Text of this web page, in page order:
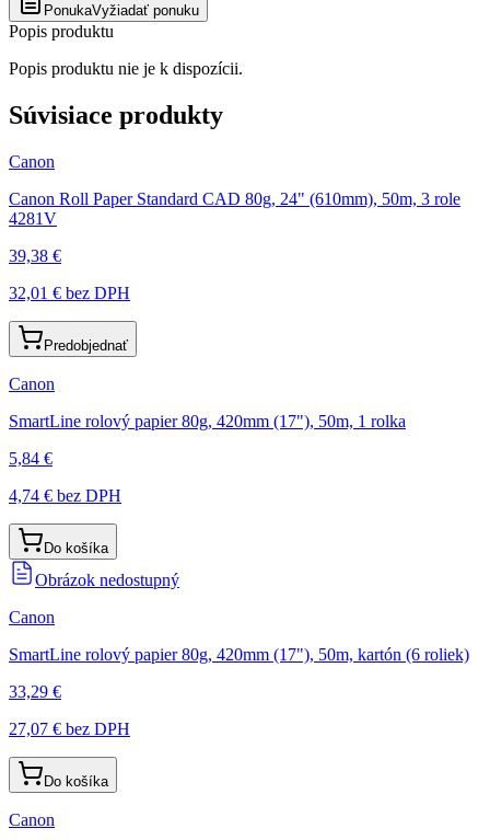
PonukaVyžiadať ponuku
Popis produktu
Popis produktu nie je k dispozícii.
Súvisiace produkty
Canon
Canon Roll Paper Standard CAD 80g, 24" (610mm), 50m, 3 role
4281V
39,38 €
32,01 € bez DPH
Predobjednať
Canon
SmartLine rolový papier 80g, 420mm (17"), 50m, 1 rolka
5,84 €
4,74 € bez DPH
Do košíka
Obrázok nedostupný
Canon
SmartLine rolový papier 80g, 420mm (17"), 50m, kartón (6 roliek)
33,29 €
27,07 € bez DPH
Do košíka
Canon